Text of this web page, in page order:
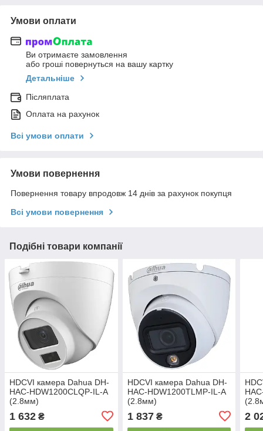
Умови оплати
Ви отримаєте замовлення
або гроші повернуться на вашу картку
Детальніше
Післяплата
Оплата на рахунок
Всі умови оплати
Умови повернення
Повернення товару впродовж 14 днів за рахунок покупця
Всі умови повернення
Подібні товари компанії
HDCVI камера Dahua DH-
HAC-HDW1200CLQP-IL-A
(2.8мм)
1 632 ₴
HDCVI камера Dahua DH-
HAC-HDW1200TLMP-IL-A
(2.8мм)
1 837₴ 2